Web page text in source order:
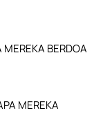
MEREKA BERDOA
MEREKA